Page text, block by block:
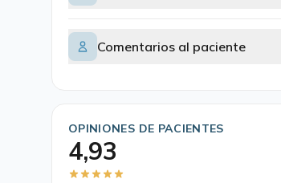
Comentarios al paciente
OPINIONES DE PACIENTES
4,93